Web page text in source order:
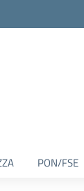
PON/FSE